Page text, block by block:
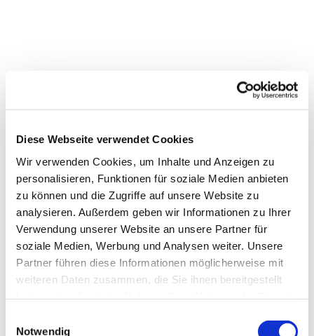
Diese Webseite verwendet Cookies
Wir verwenden Cookies, um Inhalte und Anzeigen zu
personalisieren, Funktionen für soziale Medien anbieten
zu können und die Zugriffe auf unsere Website zu
analysieren. Außerdem geben wir Informationen zu Ihrer
Verwendung unserer Website an unsere Partner für
soziale Medien, Werbung und Analysen weiter. Unsere
Partner führen diese Informationen möglicherweise mit
weiteren Daten zusammen, die Sie ihnen bereitgestellt
Notwendig
Dies könnte Sie auch
interessieren